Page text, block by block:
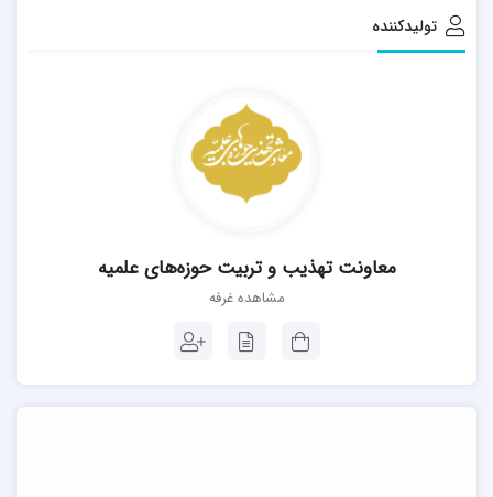
تولیدکننده
معاونت تهذیب و تربیت حوزه‌های علمیه
مشاهده غرفه